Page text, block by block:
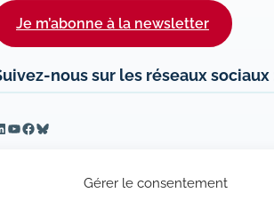
Gérer le consentement
Je m’abonne à la newsletter
nous sur les réseaux sociaux
YouTube
Facebook
Bluesky